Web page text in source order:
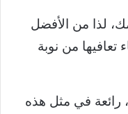
لذا من الأفضل
تعافيها من نوبة
رائعة في مثل هذه